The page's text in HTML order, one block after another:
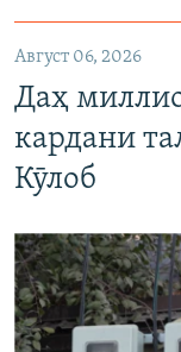
Август 06, 2026
Даҳ
кардани
Кӯлоб